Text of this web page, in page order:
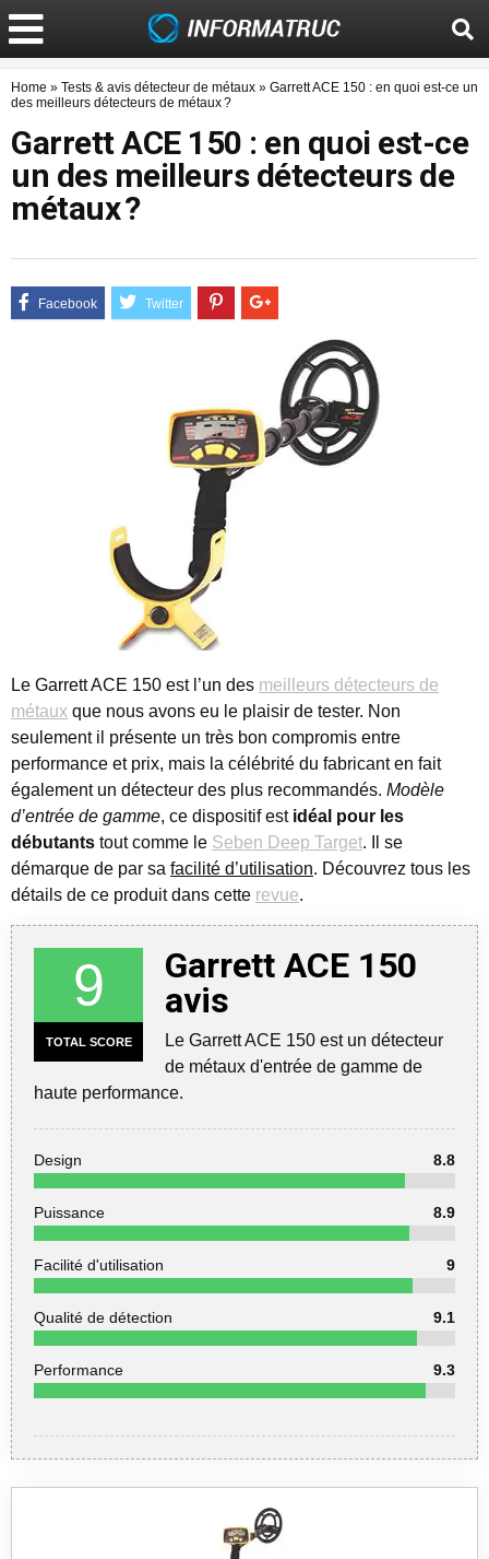
Home » Tests & avis détecteur de métaux » Garrett ACE 150 : en quoi est-ce un
des meilleurs détecteurs de métaux ?
Garrett ACE 150 : en quoi est-ce
un des meilleurs détecteurs de
métaux ?
Le Garrett ACE 150 est l’un des meilleurs détecteurs de
métaux que nous avons eu le plaisir de tester. Non
seulement il présente un très bon compromis entre
performance et prix, mais la célébrité du fabricant en fait
également un détecteur des plus recommandés. Modèle
d’entrée de gamme, ce dispositif est idéal pour les
débutants tout comme le Seben Deep Target. Il se
démarque de par sa facilité d’utilisation. Découvrez tous les
détails de ce produit dans cette revue.
9
TOTAL SCORE
Garrett ACE 150
avis
Le Garrett ACE 150 est un détecteur
de métaux d'entrée de gamme de
haute performance.
Design 8.8
Puissance 8.9
Facilité d'utilisation 9
Qualité de détection 9.1
Performance 9.3